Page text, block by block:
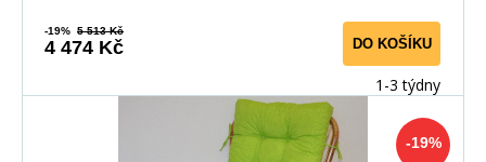
-19% 5 513 Kč
4 474 Kč DO KOŠÍKU
1-3 týdny
-19%